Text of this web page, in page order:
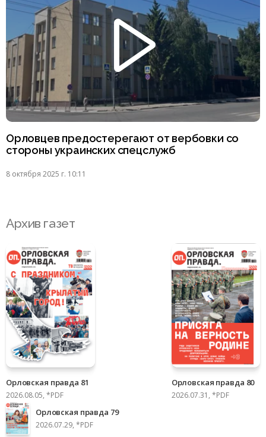
Орловцев предостерегают от вербовки со
стороны украинских спецслужб
8 октября 2025 г. 10:11
Архив газет
Орловская правда 81
2026.08.05, *PDF
Орловская правда 80
2026.07.31, *PDF
Орловская правда 79
2026.07.29, *PDF